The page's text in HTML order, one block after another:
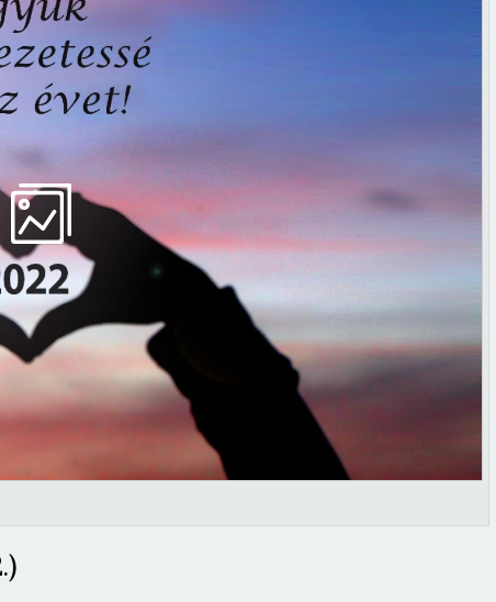
Borsonline bejelentkezés
E-mail cím vagy felhasználónév
Jelszó
Mégse Bejelentkezés